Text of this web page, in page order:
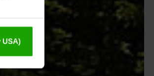
USA)